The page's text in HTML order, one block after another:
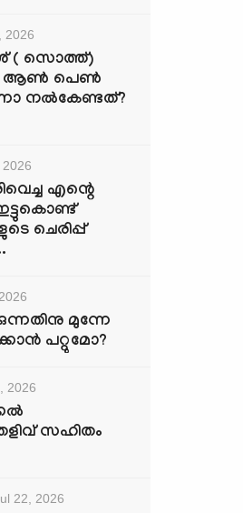
2026
( സൊത്ത്)
ആണ്‍ പെണ്‍
നല്‍കേണ്ടത്?
എന്റെ
ചെരിപ്പ്
മുന്നേ
പറ്റുമോ?
2026
സഹിതം
22, 2026